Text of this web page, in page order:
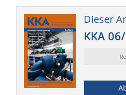
Dieser
KKA